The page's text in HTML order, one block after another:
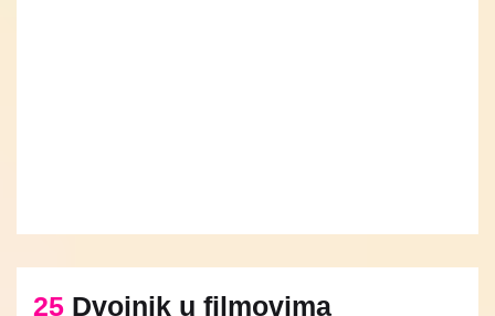
25 Dvojnik u filmovima